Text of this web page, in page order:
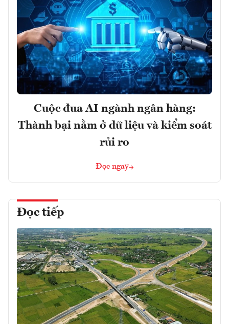
Cuộc đua AI ngành ngân hàng:
Thành bại nằm ở dữ liệu và kiểm soát
rủi ro
Đọc ngay
Đọc tiếp